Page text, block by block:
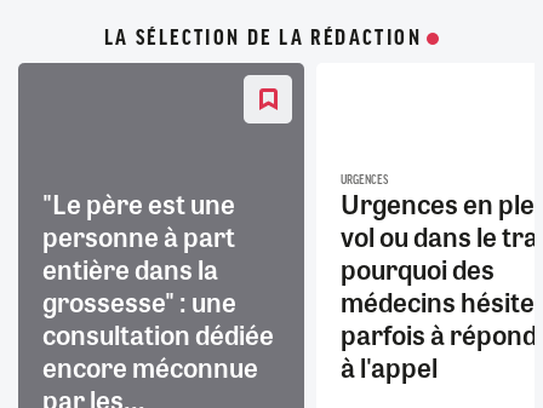
LA SÉLECTION DE LA RÉDACTION
"Le père est une
personne à part
entière dans la
grossesse" : une
consultation dédiée
encore méconnue
par les...
URGENCES
Urgences en
vol ou dans le
pourquoi des
médecins
parfois à
à l'appel